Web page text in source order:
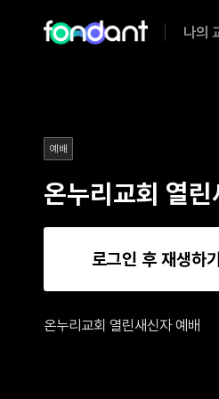
나의
예배
온누리교회 열
로그인 후 재생하
온누리교회 열린새신자 예배